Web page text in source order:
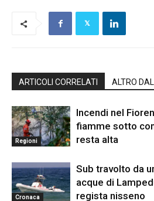
ARTICOLI CORRELATI ALTRO
Regioni
Incendi nel
fiamme sotto
resta alta
Cronaca
Sub travolto da
acque di
regista nisseno